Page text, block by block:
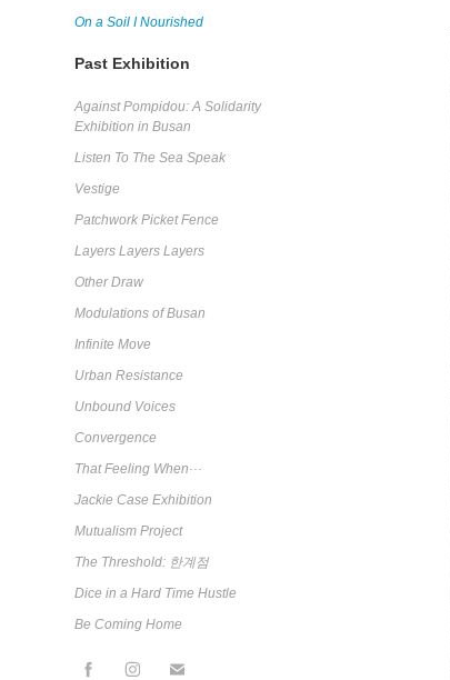
On a Soil I Nourished
Past Exhibition
Against Pompidou: A Solidarity
Exhibition in Busan
Listen To The Sea Speak
Vestige
Patchwork Picket Fence
Layers Layers Layers
Other Draw
Modulations of Busan
Infinite Move
Urban Resistance
Unbound Voices
Convergence
That Feeling When···
Jackie Case Exhibition
Mutualism Project
The Threshold: 한계점
Dice in a Hard Time Hustle
Be Coming Home